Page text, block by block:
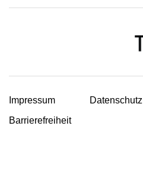
Impressum
Datenschutz
Barrierefreiheit